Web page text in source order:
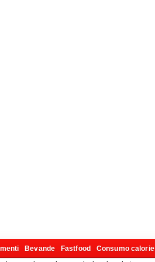
Bevande Fastfood Consumo calorie